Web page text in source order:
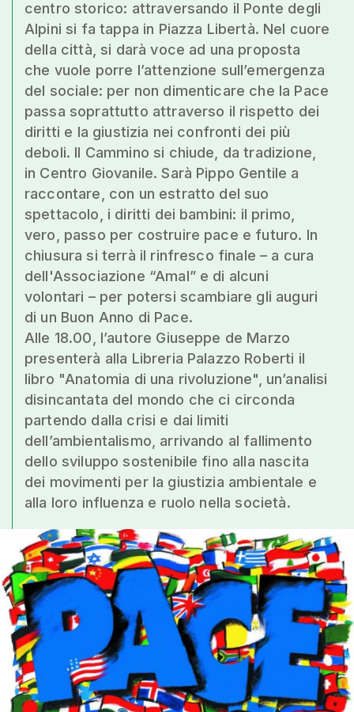
centro storico: attraversando il Ponte degli
Alpini si fa tappa in Piazza Libertà. Nel cuore
della città, si darà voce ad una proposta
che vuole porre l’attenzione sull’emergenza
del sociale: per non dimenticare che la Pace
passa soprattutto attraverso il rispetto dei
diritti e la giustizia nei confronti dei più
deboli. Il Cammino si chiude, da tradizione,
in Centro Giovanile. Sarà Pippo Gentile a
raccontare, con un estratto del suo
spettacolo, i diritti dei bambini: il primo,
vero, passo per costruire pace e futuro. In
chiusura si terrà il rinfresco finale – a cura
dell'Associazione “Amal” e di alcuni
volontari – per potersi scambiare gli auguri
di un Buon Anno di Pace.
Alle 18.00, l’autore Giuseppe de Marzo
presenterà alla Libreria Palazzo Roberti il
libro "Anatomia di una rivoluzione", un’analisi
disincantata del mondo che ci circonda
partendo dalla crisi e dai limiti
dell’ambientalismo, arrivando al fallimento
dello sviluppo sostenibile fino alla nascita
dei movimenti per la giustizia ambientale e
alla loro influenza e ruolo nella società.